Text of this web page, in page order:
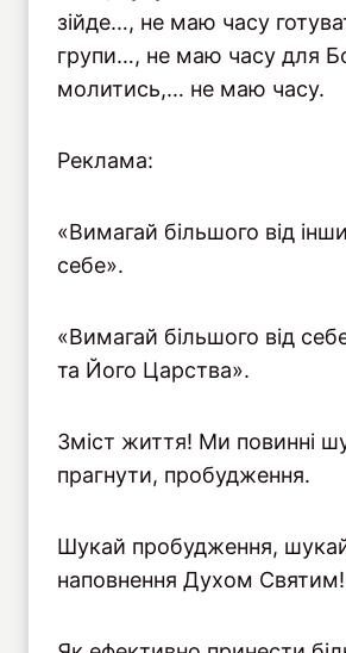
зійде…, не маю часу
групи…, не маю часу для
молитись,… не маю часу.
Реклама:
«Вимагай більшого від
себе».
«Вимагай більшого від
та Його Царства».
Зміст життя! Ми повинні
прагнути, пробудження.
Шукай пробудження,
наповнення Духом Святим!